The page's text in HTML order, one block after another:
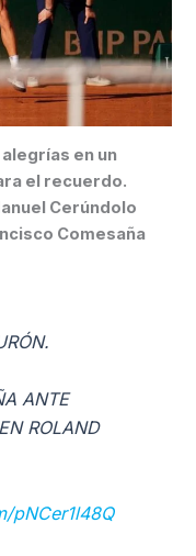
en un
el recuerdo.
Cerúndolo
Comesaña
ANTE
ROLAND
pNCer1l48Q